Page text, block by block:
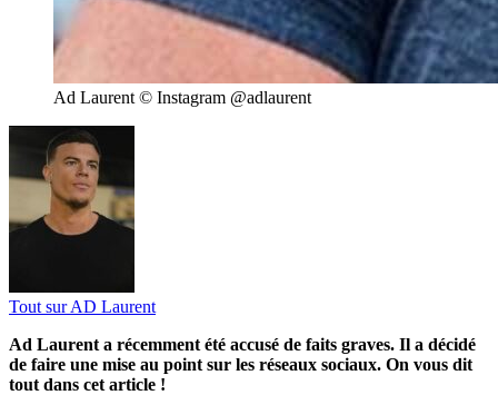
Ad Laurent © Instagram @adlaurent
Tout surAD Laurent
Ad Laurent a récemment été accusé de faits graves. Il a décidé
de faire une mise au point sur les réseaux sociaux. On vous dit
tout dans cet article !